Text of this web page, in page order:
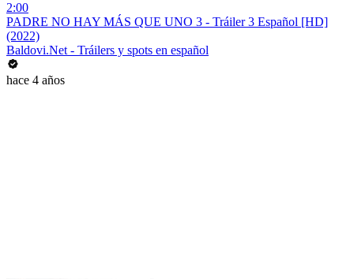
2:00
PADRE NO HAY MÁS QUE UNO 3 - Tráiler 3 Español [HD]
(2022)
Baldovi.Net - Tráilers y spots en español
hace 4 años